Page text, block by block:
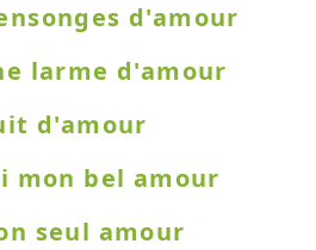
d'amour
larme d'amour
d'amour
mon bel amour
seul amour